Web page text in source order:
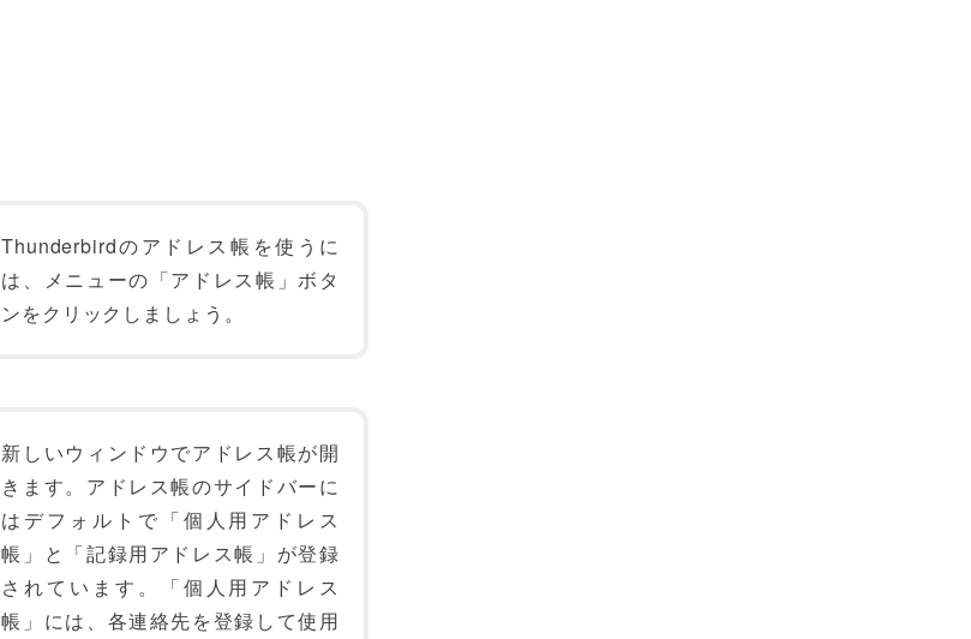
Thunderbirdのアドレス帳を使うに
は、メニューの「アドレス帳」ボタ
ンをクリックしましょう。
新しいウィンドウでアドレス帳が開
きます。アドレス帳のサイドバーに
はデフォルトで「個人用アドレス
帳」と「記録用アドレス帳」が登録
されています。「個人用アドレス
帳」には、各連絡先を登録して使用